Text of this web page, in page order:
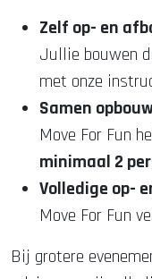
Zelf op- en
Jullie bouwen
met onze
Samen
Move For Fun
minimaal 2
Volledige op-
Move For Fun
Bij grotere